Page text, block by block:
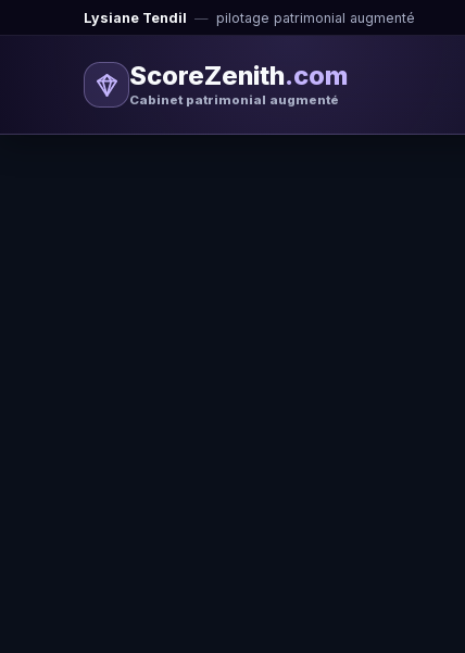
Lysiane Tendil — pilotage patrimonial augmenté
ScoreZenith.com
Cabinet patrimonial augmenté